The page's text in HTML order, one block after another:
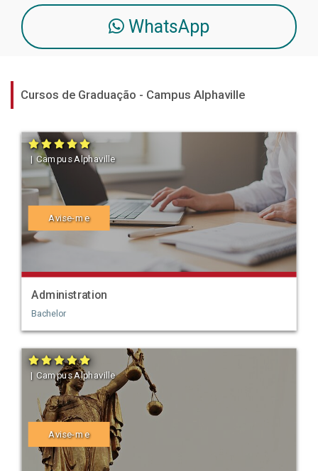
WhatsApp
Cursos de Graduação - Campus Alphaville
| Campus Alphaville
Avise-me
Administration
Bachelor
| Campus Alphaville
Avise-me